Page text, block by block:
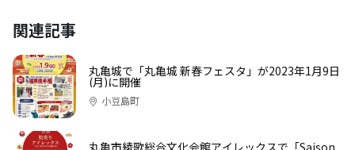
関連記事
丸亀城で「丸亀城 新春フェスタ」が2023年1月9日
(月)に開催
小豆島町